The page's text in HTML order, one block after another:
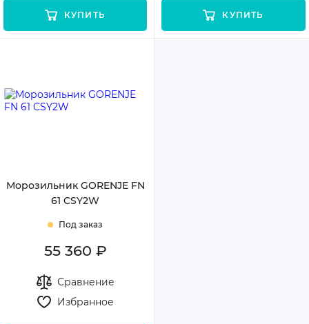
КУПИТЬ КУПИТЬ
Морозильник GORENJE FN
61 CSY2W
Под заказ
55 360 ₽
Сравнение
Избранное